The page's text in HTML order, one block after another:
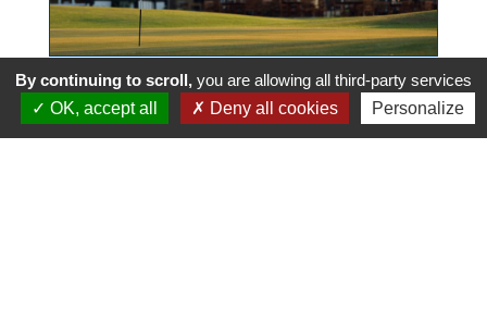
Club
By continuing to scroll, you are allowing all third-party services
OK, accept all
Deny all cookies Personalize